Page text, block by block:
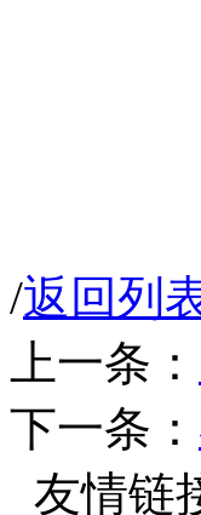
/返回列
上一条：
下一条：
友情链